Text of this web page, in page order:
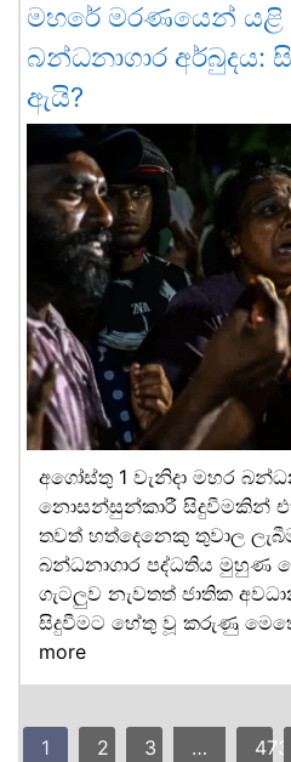
මහරේ මරණයෙන් යළි
බන්ධනාගාර අර්බුදය:
ඇයි?
අගෝස්තු 1 වැනිදා මහර
නොසන්සුන්කාරී සිදුවීමකින්
තවත් හත්දෙනෙකු තුවාල
බන්ධනාගාර පද්ධතිය මුහුණ
ගැටලුව නැවතත් ජාතික
සිදුවීමට හේතු වූ කරුණු
more
1 2 3 … 473